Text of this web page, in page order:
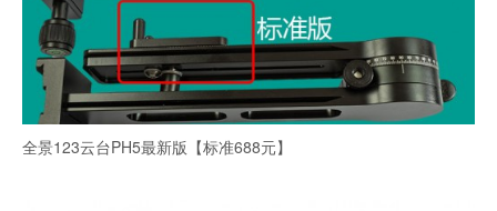
全景123云台PH5最新版【标准688元】